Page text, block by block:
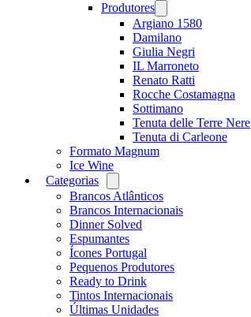
Produtores
menu
Argiano 1580
Damilano
Giulia Negri
IL Marroneto
Renato Ratti
Rocche Costamagna
Sottimano
Tenuta delle Terre Nere
Tenuta di Carleone
Formato Magnum
Ice Wine
Categorias
menu
Brancos Atlânticos
Brancos Internacionais
Dinner Solved
Espumantes
Ícones Portugal
Pequenos Produtores
Ready to Drink
Tintos Internacionais
Últimas Unidades